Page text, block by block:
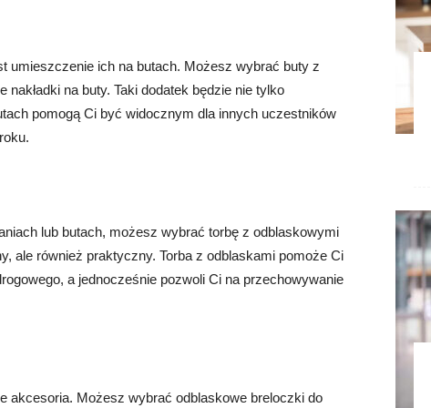
umieszczenie ich na butach. Możesz wybrać buty z
na buty. Taki dodatek będzie nie tylko
pomogą Ci być widocznym dla innych uczestników
lub butach, możesz wybrać torbę z odblaskowymi
ale również praktyczny. Torba z odblaskami pomoże Ci
a jednocześnie pozwoli Ci na przechowywanie
akcesoria. Możesz wybrać odblaskowe breloczki do